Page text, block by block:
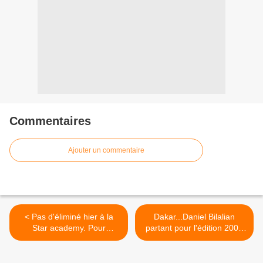
Commentaires
Ajouter un commentaire
< Pas d'éliminé hier à la
Star academy. Pour
Raphaelle Ricci,une
Dakar...Daniel Bilalian
partant pour l'édition 2009
mais l'Afrique, cela lui paraît